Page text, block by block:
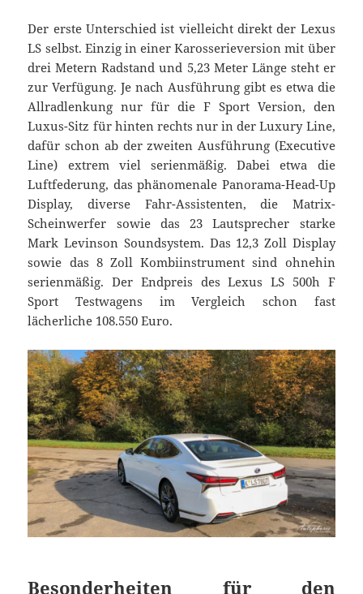
Der erste Unterschied ist vielleicht direkt der Lexus
LS selbst. Einzig in einer Karosserieversion mit über
drei Metern Radstand und 5,23 Meter Länge steht er
zur Verfügung. Je nach Ausführung gibt es etwa die
Allradlenkung nur für die F Sport Version, den
Luxus-Sitz für hinten rechts nur in der Luxury Line,
dafür schon ab der zweiten Ausführung (Executive
Line) extrem viel serienmäßig. Dabei etwa die
Luftfederung, das phänomenale Panorama-Head-Up
Display, diverse Fahr-Assistenten, die Matrix-
Scheinwerfer sowie das 23 Lautsprecher starke
Mark Levinson Soundsystem. Das 12,3 Zoll Display
sowie das 8 Zoll Kombiinstrument sind ohnehin
serienmäßig. Der Endpreis des Lexus LS 500h F
Sport Testwagens im Vergleich schon fast
lächerliche 108.550 Euro.
Besonderheiten für den